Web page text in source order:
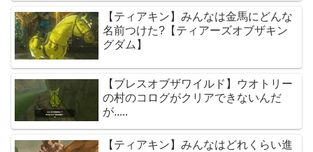
【ティアキン】みんなは金馬にどんな
名前つけた?【ティアーズオブザキン
グダム】
【ブレスオブザワイルド】ウオトリー
の村のコログがクリアできないんだ
が.....
【ティアキン】みんなはどれくらい進